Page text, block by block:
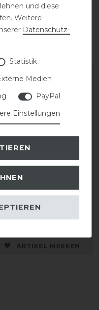
für dich
Helmtasche
ARTIKEL MERKEN
und diese
Weitere
Daten­schutz­
Statistik
Medien
PayPal
Einstellungen